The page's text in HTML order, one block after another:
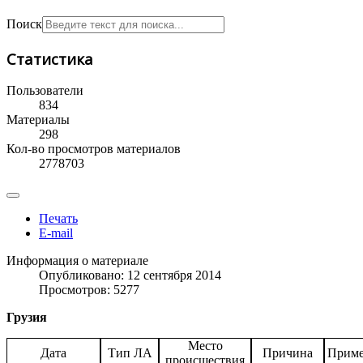
Поиск
Статистика
Пользователи
834
Материалы
298
Кол-во просмотров материалов
2778703
Печать
E-mail
Информация о материале
Опубликовано: 12 сентября 2014
Просмотров: 5277
Грузия
Дата Тип ЛА
Место
Причина